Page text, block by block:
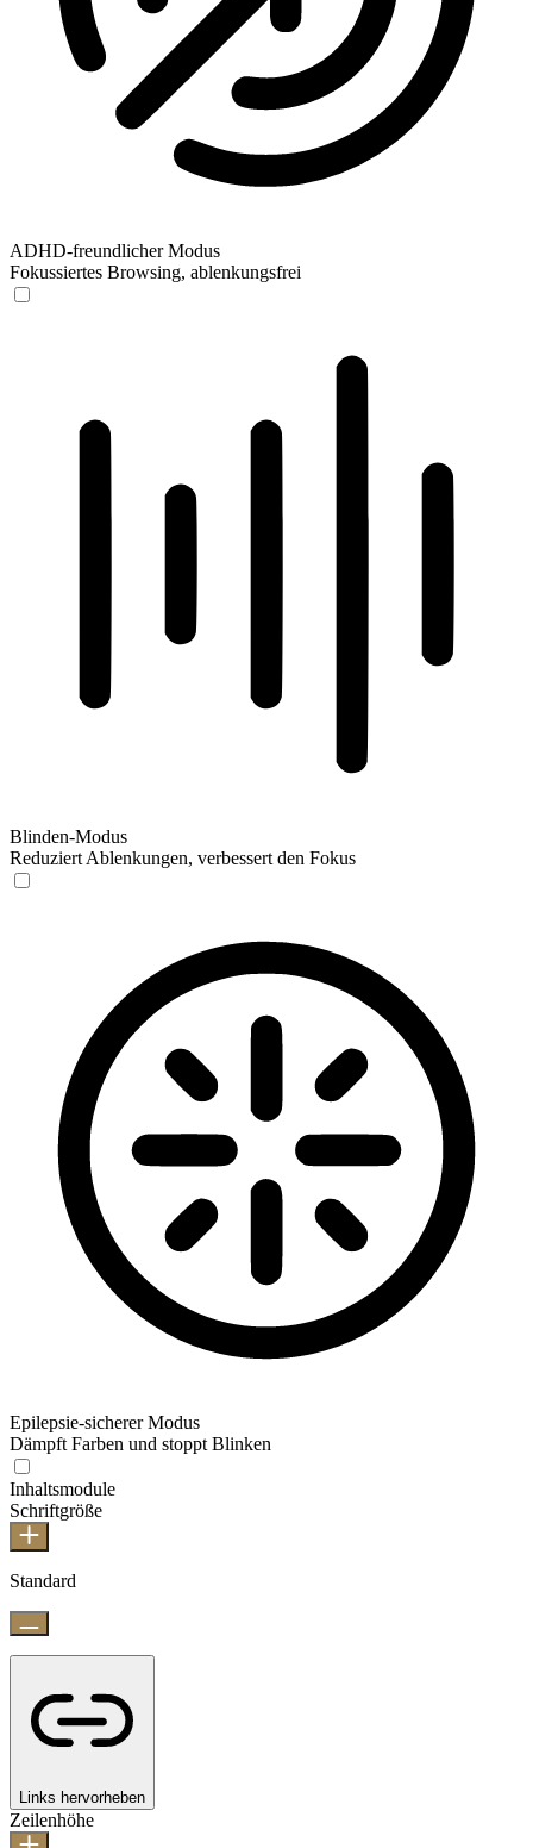
ADHD-freundlicher Modus
Fokussiertes Browsing, ablenkungsfrei
Blinden-Modus
Reduziert Ablenkungen, verbessert den Fokus
Epilepsie-sicherer Modus
Dämpft Farben und stoppt Blinken
Inhaltsmodule
Schriftgröße
Standard
Links hervorheben
Zeilenhöhe